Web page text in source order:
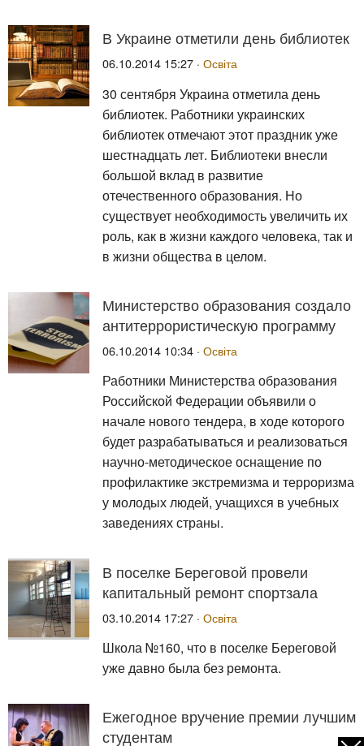
В Украине отметили день библиотек
06.10.2014 15:27 · Освіта
30 сентября Украина отметила день
библиотек. Работники украинских
библиотек отмечают этот праздник уже
шестнадцать лет. Библиотеки внесли
большой вклад в развитие
отечественного образования. Но
существует необходимость увеличить их
роль, как в жизни каждого человека, так и
в жизни общества в целом.
Министерство образования создало
антитеррористическую программу
06.10.2014 10:34 · Освіта
Работники Министерства образования
Российской Федерации объявили о
начале нового тендера, в ходе которого
будет разрабатываться и реализоваться
научно-методическое оснащение по
профилактике экстремизма и терроризма
у молодых людей, учащихся в учебных
заведениях страны.
В поселке Береговой провели
капитальный ремонт спортзала
03.10.2014 17:27 · Освіта
Школа №160, что в поселке Береговой
уже давно была без ремонта.
Ежегодное вручение премии лучшим
студентам